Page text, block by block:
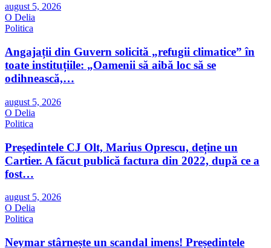
august 5, 2026
O Delia
Politica
Angajații din Guvern solicită „refugii climatice” în
toate instituțiile: „Oamenii să aibă loc să se
odihnească,…
august 5, 2026
O Delia
Politica
Președintele CJ Olt, Marius Oprescu, deține un
Cartier. A făcut publică factura din 2022, după ce a
fost…
august 5, 2026
O Delia
Politica
Neymar stârnește un scandal imens! Președintele